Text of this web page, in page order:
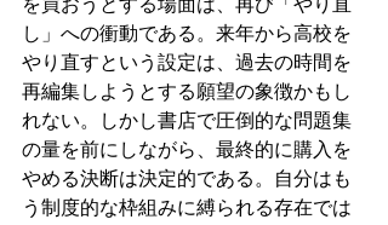
を買おうとする場面は、再び「やり直
し」への衝動である。来年から高校を
やり直すという設定は、過去の時間を
再編集しようとする願望の象徴かもし
れない。しかし書店で圧倒的な問題集
の量を前にしながら、最終的に購入を
やめる決断は決定的である。自分はも
う制度的な枠組みに縛られる存在では